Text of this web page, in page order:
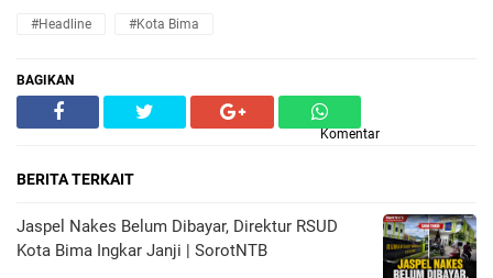
#Headline #Kota Bima
BAGIKAN
Komentar
BERITA TERKAIT
Jaspel Nakes Belum Dibayar, Direktur RSUD
Kota Bima Ingkar Janji | SorotNTB